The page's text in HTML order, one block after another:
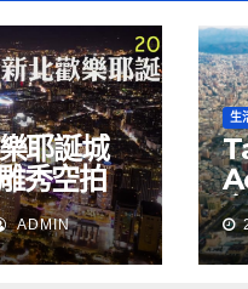
耶誕城
秀空拍
CITY
ADMIN
生